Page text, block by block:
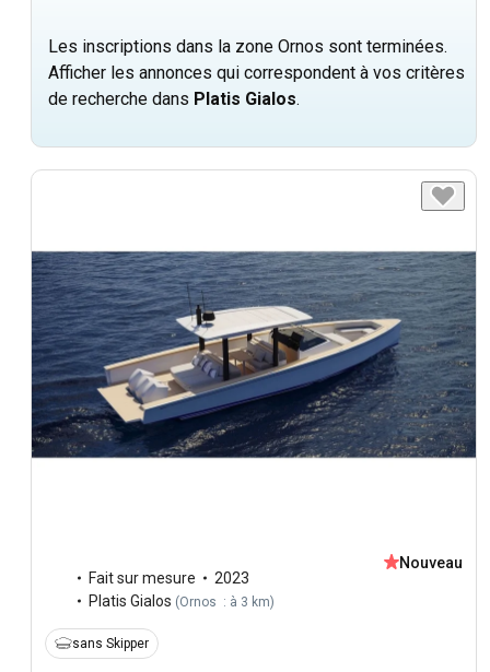
Les inscriptions dans la zone Ornos sont terminées.
Afficher les annonces qui correspondent à vos critères
de recherche dans Platis Gialos.
Fait sur mesure
2023
Platis Gialos (Ornos : à 3 km)
Nouveau
sans Skipper